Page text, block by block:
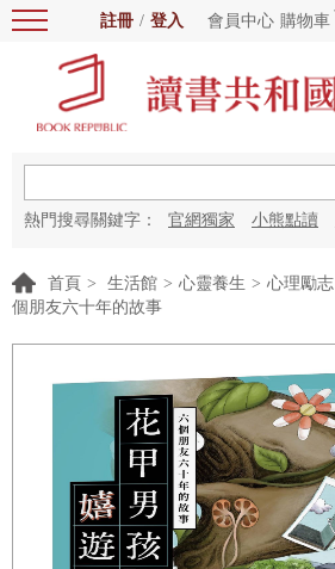
註冊 / 登入 會員中心 購物車
熱門搜尋關鍵字： 官網獨家 小熊點讀
首頁 > 生活館 > 心靈養生 > 心理勵志
個朋友六十年的故事